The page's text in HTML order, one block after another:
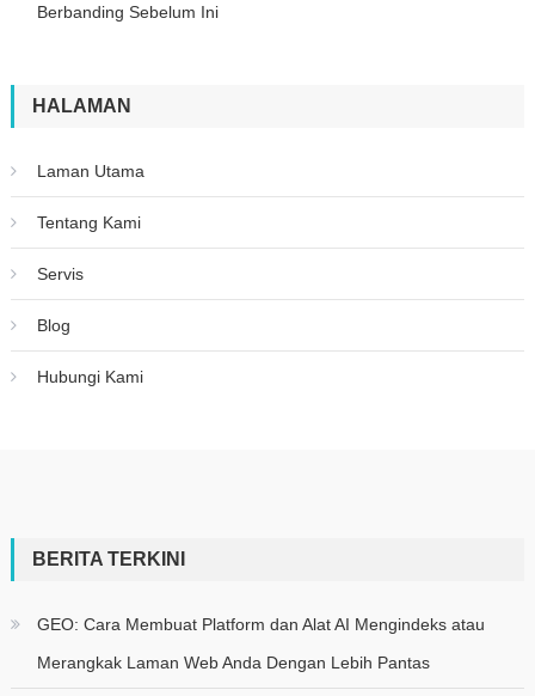
Berbanding Sebelum Ini
HALAMAN
Laman Utama
Tentang Kami
Servis
Blog
Hubungi Kami
BERITA TERKINI
GEO: Cara Membuat Platform dan Alat AI Mengindeks atau
Merangkak Laman Web Anda Dengan Lebih Pantas